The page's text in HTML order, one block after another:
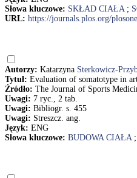
Słowa kluczowe: SKŁAD CIAŁA;
URL: https://journals.plos.org/
Autorzy: Katarzyna Sterkowicz-
Tytuł: Evaluation of somatotype in
Źródło: The Journal of Sports
Uwagi: 7 ryc., 2 tab.
Uwagi: Bibliogr. s. 455
Uwagi: Streszcz. ang.
Język: ENG
Słowa kluczowe: BUDOWA CIAŁA;